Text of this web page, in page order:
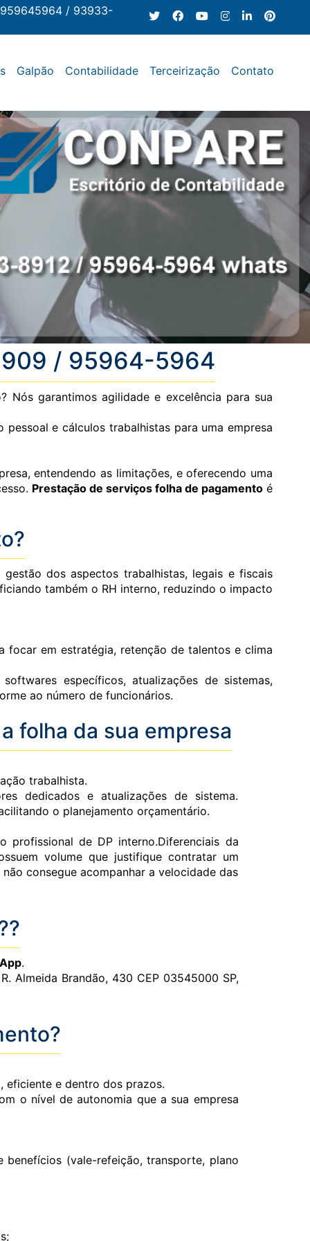
/ 93933-
Galpão Contabilidade Terceirização Contato
/ 95964-5964
Nós garantimos agilidade e excelência para sua
e cálculos trabalhistas para uma empresa
entendendo as limitações, e oferecendo uma
Prestação de serviços folha de pagamentoé
dos aspectos trabalhistas, legais e fiscais
também o RH interno, reduzindo o impacto
focar em estratégia, retenção de talentos e clima
específicos, atualizações de sistemas,
ao número de funcionários.
folha da sua empresa
trabalhista.
dedicados e atualizações de sistema.
o planejamento orçamentário.
de DP interno.Diferenciais da
volume que justifique contratar um
consegue acompanhar a velocidade das
.
Almeida Brandão, 430 CEP 03545000 SP,
eficiente e dentro dos prazos.
o nível de autonomia que a sua empresa
benefícios (vale-refeição, transporte, plano